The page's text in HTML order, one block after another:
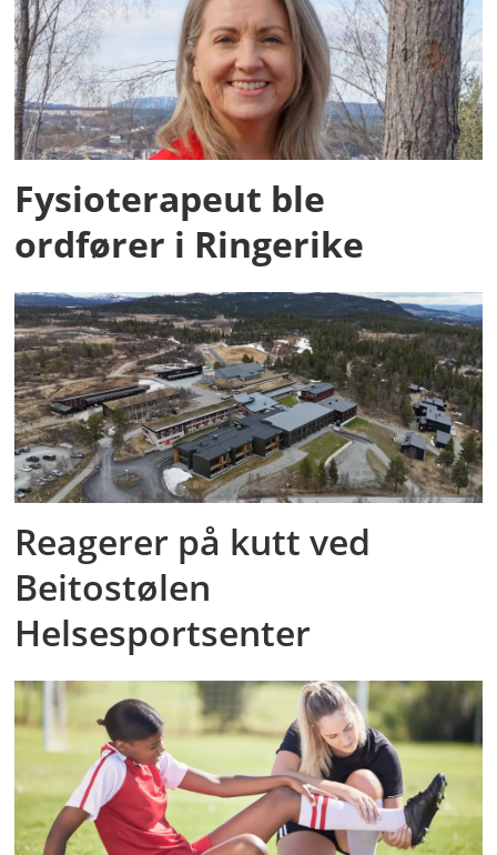
Fysioterapeut ble
ordfører i Ringerike
Reagerer på kutt ved
Beitostølen
Helsesportsenter